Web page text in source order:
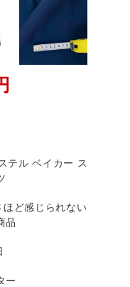
テル ベイカー ス
ど感じられない
品
ー